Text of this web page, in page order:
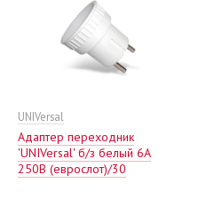
UNIVersal
Адаптер переходник
'UNIVersal' б/з белый 6А
250В (еврослот)/30